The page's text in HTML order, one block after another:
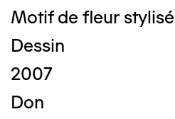
Motif de fleur stylisé
Dessin
2007
Don